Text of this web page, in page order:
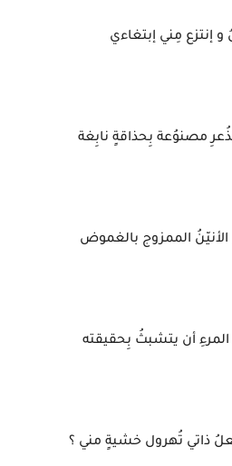
و إنتزع مِني إبتغاءي
مصنوُعة بِحذاقةٍ نابِغة
الممزوج بالغموض
المرءِ أن يتشبثُ بِحقيقته
ذاتي تُهرول خشيةٍ مني ؟